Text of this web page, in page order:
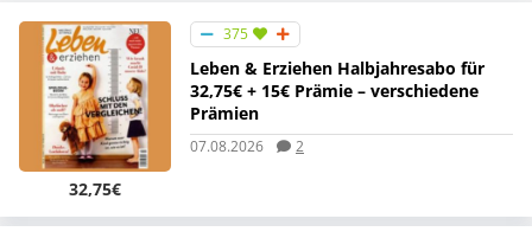
32,75€
375
Leben & Erziehen Halbjahresabo für
32,75€ + 15€ Prämie – verschiedene
Prämien
07.08.2026 2